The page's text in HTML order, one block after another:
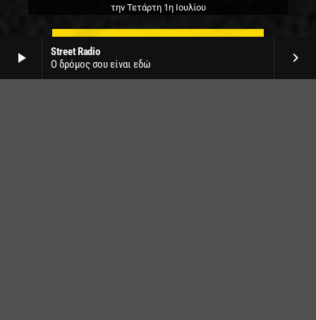
play_arrow
Street Radio
Ο δρόμος σου είναι εδώ
keyboard_arrow_right
την Τετάρτη 1η Ιουλίου